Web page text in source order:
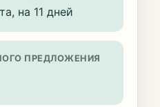
на 11 дней
ПРЕДЛОЖЕНИЯ